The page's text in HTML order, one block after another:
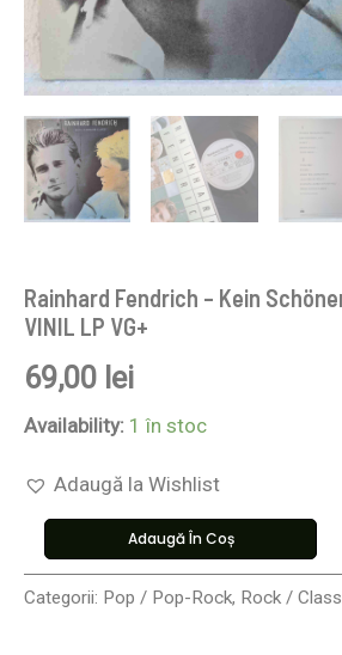
Rainhard Fendrich – Kein
VINIL LP VG+
69,00 lei
Availability: 1 în stoc
Adaugă la Wishlist
Adaugă În Coș
Categorii: Pop / Pop-Rock, Rock /